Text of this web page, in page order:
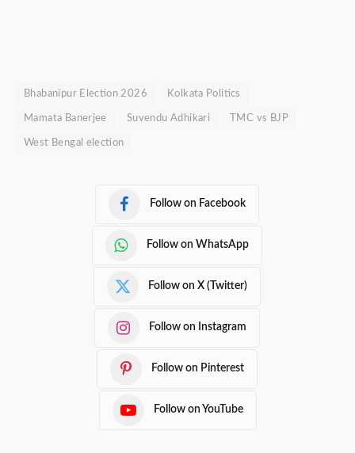
Bhabanipur Election 2026 Kolkata Politics
Mamata Banerjee Suvendu Adhikari TMC vs BJP
West Bengal election
Follow on Facebook
Follow on WhatsApp
Follow on X (Twitter)
Follow on Instagram
Follow on Pinterest
Follow on YouTube